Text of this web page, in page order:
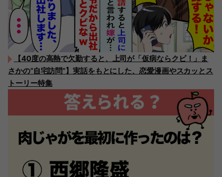
【40度の高熱で欠勤すると、上司が「仮病ならクビ！」ま
さかの“自宅訪問”】実話をもとにした、恋愛漫画やスカッとス
トーリー特集